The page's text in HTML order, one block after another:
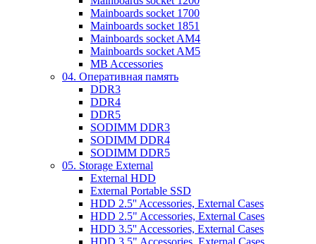
Mainboards socket 1700
Mainboards socket 1851
Mainboards socket AM4
Mainboards socket AM5
MB Accessories
04. Оперативная память
DDR3
DDR4
DDR5
SODIMM DDR3
SODIMM DDR4
SODIMM DDR5
05. Storage External
External HDD
External Portable SSD
HDD 2.5'' Accessories, External Cases
HDD 2.5" Accessories, External Cases
HDD 3.5'' Accessories, External Cases
HDD 3.5" Accessories, External Cases